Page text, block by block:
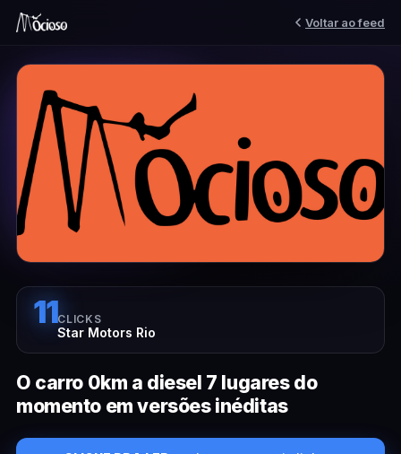
Voltar ao feed
11CLICKS
Star Motors Rio
O carro 0km a diesel 7 lugares do
momento em versões inéditas